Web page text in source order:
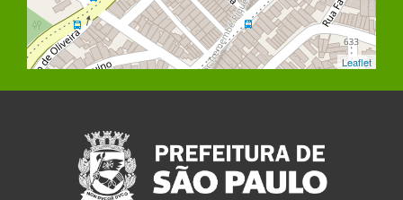
Leaflet